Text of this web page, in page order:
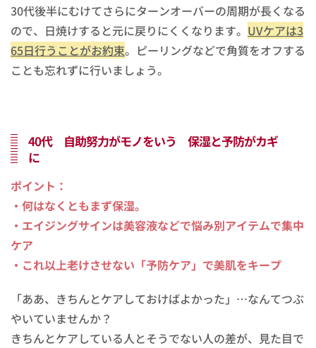
30代後半にむけてさらにターンオーバーの周期が長くなる
ので、日焼けすると元に戻りにくくなります。 UVケアは3
65日行うことがお約束。ピーリングなどで角質をオフする
ことも忘れずに行いましょう。
40代 自助努力がモノをいう 保湿と予防がカギ
に
ポイント：
・何はなくともまず保湿。
・エイジングサインは美容液などで悩み別アイテムで集中
ケア
・これ以上老けさせない「予防ケア」で美肌をキープ
「ああ、きちんとケアしておけばよかった」…なんてつぶ
やいていませんか？
きちんとケアしている人とそうでない人の差が、見た目で